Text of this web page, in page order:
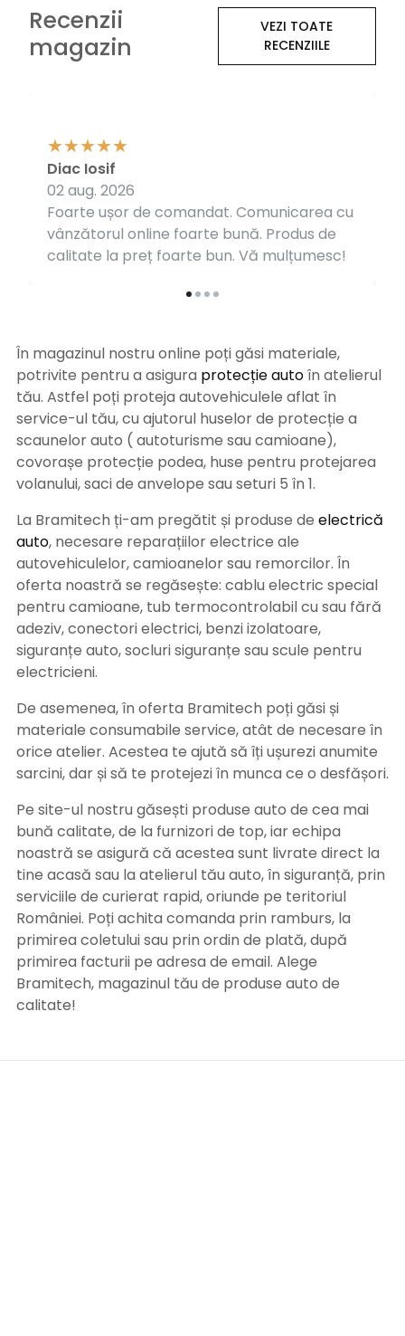
Recenzii
magazin
VEZI TOATE
RECENZIILE
Foarte ușor de comandat. Comunicarea cu
vânzătorul online foarte bună. Produs de
calitate la preț foarte bun. Vă mulțumesc!
Diac Iosif
02 aug. 2026
În magazinul nostru online poți găsi materiale,
potrivite pentru a asigura protecție autoîn atelierul
tău. Astfel poți proteja autovehiculele aflat în
service-ul tău, cu ajutorul huselor de protecție a
scaunelor auto ( autoturisme sau camioane),
covorașe protecție podea, huse pentru protejarea
volanului, saci de anvelope sau seturi 5 în 1.
La Bramitech ți-am pregătit și produse de electrică
auto, necesare reparațiilor electrice ale
autovehiculelor, camioanelor sau remorcilor. În
oferta noastră se regăsește: cablu electric special
pentru camioane, tub termocontrolabil cu sau fără
adeziv, conectori electrici, benzi izolatoare,
siguranțe auto, socluri siguranțe sau scule pentru
electricieni.
De asemenea, în oferta Bramitech poți găsi și
materiale consumabile service, atât de necesare în
orice atelier. Acestea te ajută să îți ușurezi anumite
sarcini, dar și să te protejezi în munca ce o desfășori.
Pe site-ul nostru găsești produse auto de cea mai
bună calitate, de la furnizori de top, iar echipa
noastră se asigură că acestea sunt livrate direct la
tine acasă sau la atelierul tău auto, în siguranță, prin
serviciile de curierat rapid, oriunde pe teritoriul
României. Poți achita comanda prin ramburs, la
primirea coletului sau prin ordin de plată, după
primirea facturii pe adresa de email. Alege
Bramitech, magazinul tău de produse auto de
calitate!